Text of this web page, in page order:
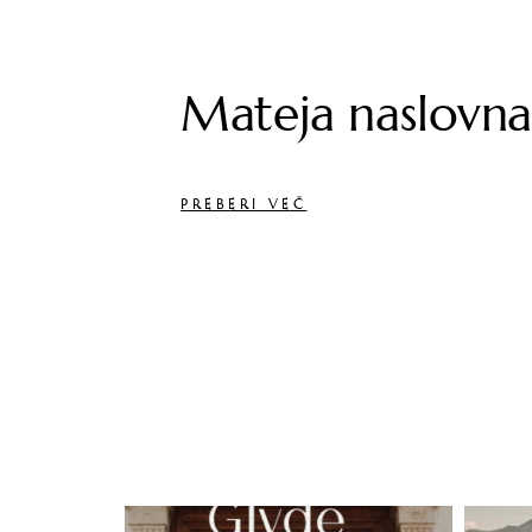
Mateja
PREBERI VEČ